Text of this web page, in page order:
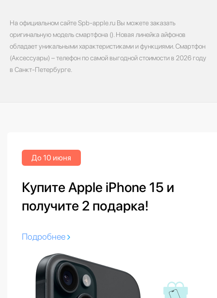
На официальном сайте Spb-apple.ru Вы можете заказать
оригинальную модель смартфона (). Новая линейка айфонов
обладает уникальными характеристиками и функциями. Смартфон
(Аксессуары) – телефон по самой выгодной стоимости в 2026 году
в Санкт-Петербурге.
До 10 июня
Купите Apple iPhone 15 и
получите 2 подарка!
Подробнее